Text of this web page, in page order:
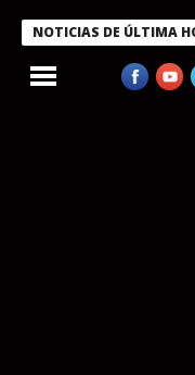
NOTICIAS DE ÚLTIMA
Bukele condecora a